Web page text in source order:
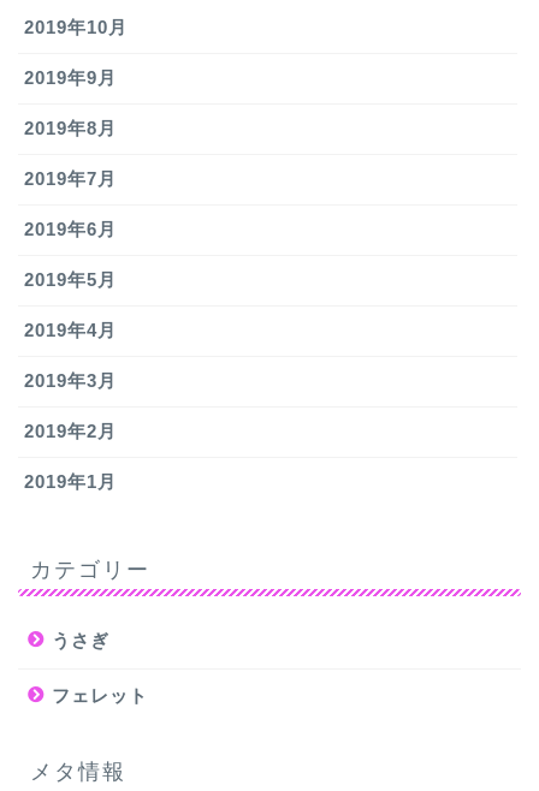
2019年10月
2019年9月
2019年8月
2019年7月
2019年6月
2019年5月
2019年4月
2019年3月
2019年2月
2019年1月
カテゴリー
うさぎ
フェレット
メタ情報